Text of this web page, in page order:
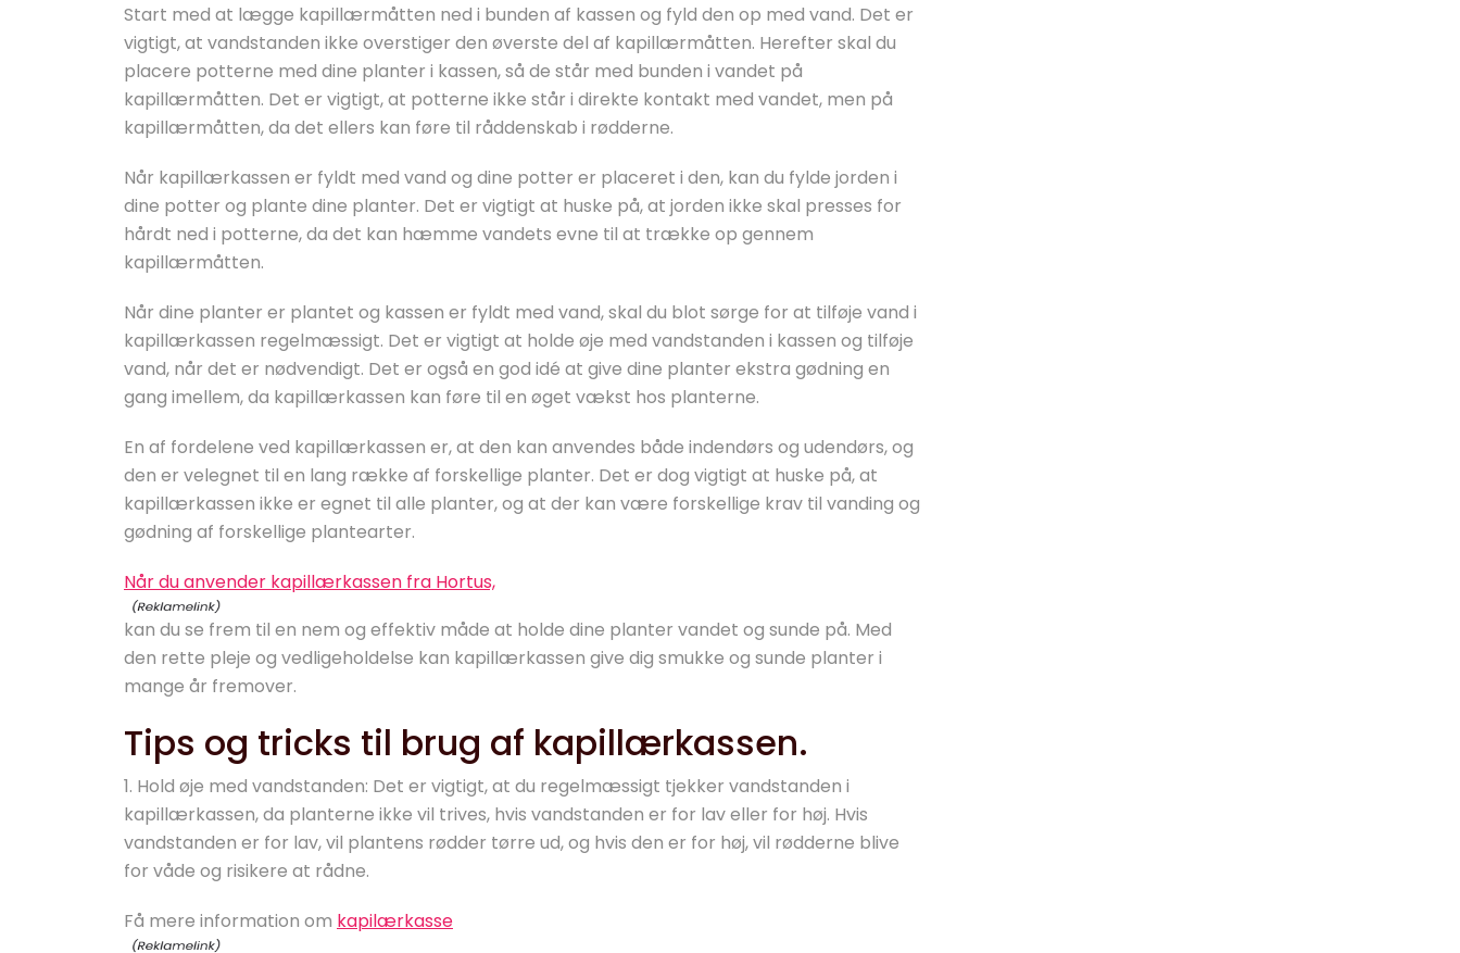
Start med at lægge kapillærmåtten ned i bunden af kassen og fyld den op med vand. Det er
vigtigt, at vandstanden ikke overstiger den øverste del af kapillærmåtten. Herefter skal du
placere potterne med dine planter i kassen, så de står med bunden i vandet på
kapillærmåtten. Det er vigtigt, at potterne ikke står i direkte kontakt med vandet, men på
kapillærmåtten, da det ellers kan føre til råddenskab i rødderne.
Når kapillærkassen er fyldt med vand og dine potter er placeret i den, kan du fylde jorden i
dine potter og plante dine planter. Det er vigtigt at huske på, at jorden ikke skal presses for
hårdt ned i potterne, da det kan hæmme vandets evne til at trække op gennem
kapillærmåtten.
Når dine planter er plantet og kassen er fyldt med vand, skal du blot sørge for at tilføje vand i
kapillærkassen regelmæssigt. Det er vigtigt at holde øje med vandstanden i kassen og tilføje
vand, når det er nødvendigt. Det er også en god idé at give dine planter ekstra gødning en
gang imellem, da kapillærkassen kan føre til en øget vækst hos planterne.
En af fordelene ved kapillærkassen er, at den kan anvendes både indendørs og udendørs, og
den er velegnet til en lang række af forskellige planter. Det er dog vigtigt at huske på, at
kapillærkassen ikke er egnet til alle planter, og at der kan være forskellige krav til vanding og
gødning af forskellige plantearter.
Når du anvender kapillærkassen fra Hortus,
kan du se frem til en nem og effektiv måde at holde dine planter vandet og sunde på. Med
den rette pleje og vedligeholdelse kan kapillærkassen give dig smukke og sunde planter i
mange år fremover.
Tips og tricks til brug af kapillærkassen.
1. Hold øje med vandstanden: Det er vigtigt, at du regelmæssigt tjekker vandstanden i
kapillærkassen, da planterne ikke vil trives, hvis vandstanden er for lav eller for høj. Hvis
vandstanden er for lav, vil plantens rødder tørre ud, og hvis den er for høj, vil rødderne blive
for våde og risikere at rådne.
Få mere information om kapilærkasse